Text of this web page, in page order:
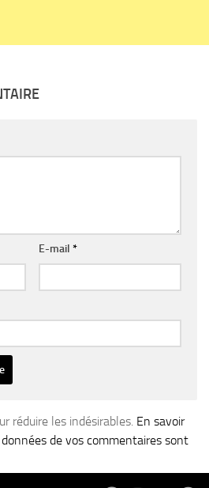
E-mail *
réduire les indésirables. En savoir
de vos commentaires sont